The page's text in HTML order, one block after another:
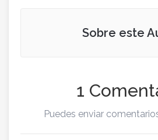
Sobre este
1
Puedes enviar